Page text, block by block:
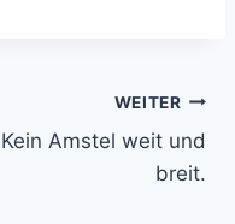
WEITER
Kein Amstel weit und
breit.